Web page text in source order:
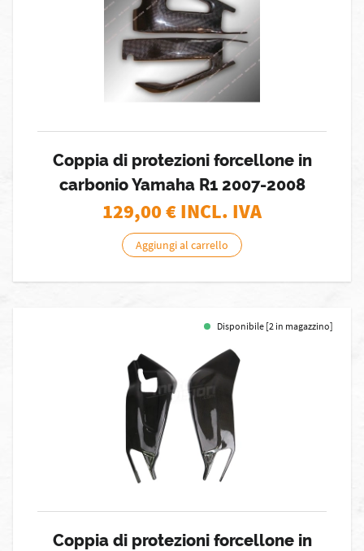
Coppia di protezioni forcellone in
carbonio Yamaha R1 2007-2008
129,00€ INCL. IVA
Aggiungi al carrello
Disponibile [2 in magazzino]
Coppia di protezioni forcellone in